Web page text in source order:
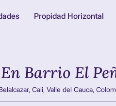
Propidad Horizontal
Barrio El
Cali, Valle del Cauca,